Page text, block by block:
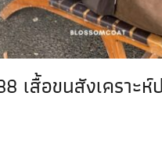
เสื้อขนสังเคราะห์